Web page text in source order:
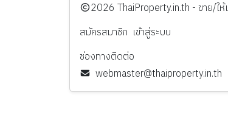
️2026 ThaiProperty.in.th - ขาย/ใ
สมัครสมาชิก เข้าสู่ระบบ
ช่องทางติดต่อ
webmaster@thaiproperty.in.th